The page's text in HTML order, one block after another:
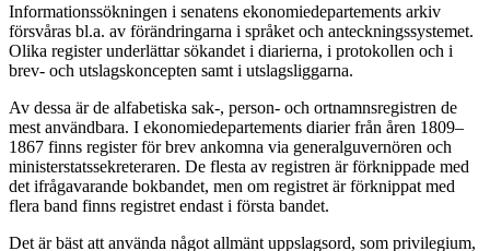
Informationssökningen i senatens ekonomiedepartements arkiv
försvåras bl.a. av förändringarna i språket och anteckningssystemet.
Olika register underlättar sökandet i diarierna, i protokollen och i
brev- och utslagskoncepten samt i utslagsliggarna.
Av dessa är de alfabetiska sak-, person- och ortnamnsregistren de
mest användbara. I ekonomiedepartements diarier från åren 1809–
1867 finns register för brev ankomna via generalguvernören och
ministerstatssekreteraren. De flesta av registren är förknippade med
det ifrågavarande bokbandet, men om registret är förknippat med
flera band finns registret endast i första bandet.
Det är bäst att använda något allmänt uppslagsord, som privilegium,